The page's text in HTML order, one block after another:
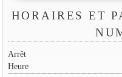
HORAIRES ET
Arrêt
Heure